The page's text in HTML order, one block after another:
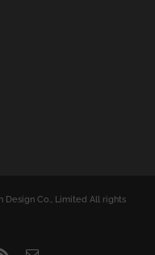
Design Co., Limited All rights